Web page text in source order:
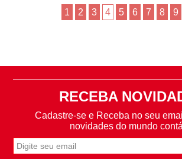
1 2 3 4 5 6 7 8 9
RECEBA
Cadastre-se e Receba no seu
novidades do mundo